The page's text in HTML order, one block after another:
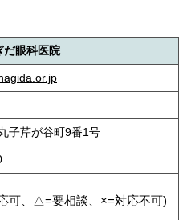
だ眼科医院
子芹が谷町9番1号
可、△=要相談、×=対応不可)